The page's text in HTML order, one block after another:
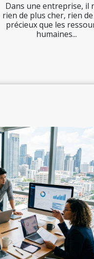
Dans une entreprise, il
rien de plus cher, rien
précieux que les
humaines...